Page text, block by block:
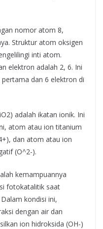
nomor atom 8,
Struktur atom oksigen
inti atom.
elektron adalah 2, 6. Ini
dan 6 elektron di
adalah ikatan ionik. Ini
atom atau ion titanium
dan atom atau ion
(O^2-).
kemampuannya
fotokatalitik saat
kondisi ini,
dengan air dan
ion hidroksida (OH-)